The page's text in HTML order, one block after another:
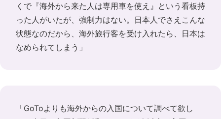
くで『海外から来た人は専用車を使え』という看板持
った人がいたが、強制力はない。日本人でさえこんな
状態なのだから、海外旅行客を受け入れたら、日本は
なめられてしまう」
「GoToよりも海外からの入国について調べて欲し